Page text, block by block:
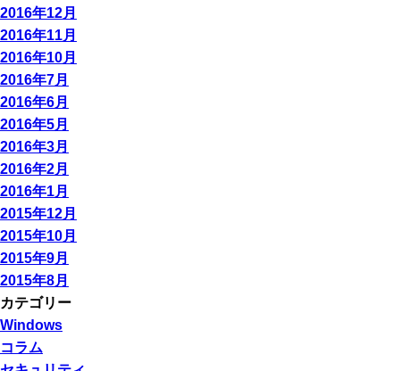
2016年12月
2016年11月
2016年10月
2016年7月
2016年6月
2016年5月
2016年3月
2016年2月
2016年1月
2015年12月
2015年10月
2015年9月
2015年8月
カテゴリー
Windows
コラム